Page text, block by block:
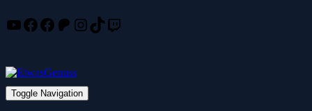
Skip
YouTube
Facebook
Facebook
Patreon
Instagram
TikTok
Twitch
Toggle Navigation